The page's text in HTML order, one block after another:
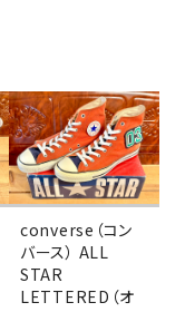
converse（コン
バース） ALL
STAR
LETTERED（オ